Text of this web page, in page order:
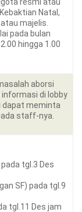
Natal,
majelis.
pada bulan
hingga 1.00
aborsi
informasi di lobby
dapat meminta
staff-nya.
tgl.3 Des
SF) pada tgl.9
tgl.11 Des jam